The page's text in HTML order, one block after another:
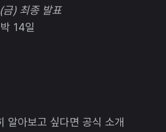
) 최종 발표
14일
알아보고 싶다면 공식 소개